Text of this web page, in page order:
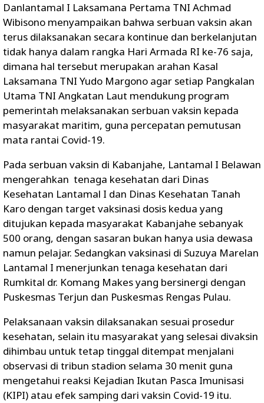
Danlantamal I Laksamana Pertama TNI Achmad
Wibisono menyampaikan bahwa serbuan vaksin akan
terus dilaksanakan secara kontinue dan berkelanjutan
tidak hanya dalam rangka Hari Armada RI ke-76 saja,
dimana hal tersebut merupakan arahan Kasal
Laksamana TNI Yudo Margono agar setiap Pangkalan
Utama TNI Angkatan Laut mendukung program
pemerintah melaksanakan serbuan vaksin kepada
masyarakat maritim, guna percepatan pemutusan
mata rantai Covid-19.
Pada serbuan vaksin di Kabanjahe, Lantamal I Belawan
mengerahkan tenaga kesehatan dari Dinas
Kesehatan Lantamal I dan Dinas Kesehatan Tanah
Karo dengan target vaksinasi dosis kedua yang
ditujukan kepada masyarakat Kabanjahe sebanyak
500 orang, dengan sasaran bukan hanya usia dewasa
namun pelajar. Sedangkan vaksinasi di Suzuya Marelan
Lantamal I menerjunkan tenaga kesehatan dari
Rumkital dr. Komang Makes yang bersinergi dengan
Puskesmas Terjun dan Puskesmas Rengas Pulau.
Pelaksanaan vaksin dilaksanakan sesuai prosedur
kesehatan, selain itu masyarakat yang selesai divaksin
dihimbau untuk tetap tinggal ditempat menjalani
observasi di tribun stadion selama 30 menit guna
mengetahui reaksi Kejadian Ikutan Pasca Imunisasi
(KIPI) atau efek samping dari vaksin Covid-19 itu.